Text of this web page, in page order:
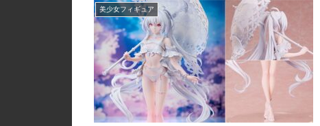
美少女フィギュア